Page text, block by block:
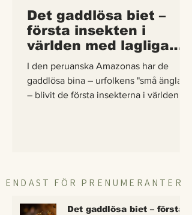
Det gaddlösa biet –
första insekten i
världen med lagliga
rättigheter
I den peruanska Amazonas har de
gaddlösa bina – urfolkens "små änglar"
– blivit de första insekterna i världen att
ENDAST FÖR PRENUMERANTER
Det gaddlösa biet – första